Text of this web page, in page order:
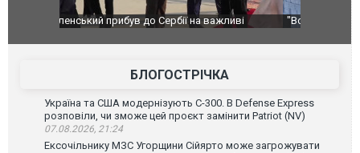
"Вони воюють, самі хочуть воювати, бо дурні": у
зневажливих слів про українських захисників.
В
порт: над
ВІДЕО
БЛОГОСТРІЧКА
Україна та США модернізують С-300. В Defense Express
розповіли, чи зможе цей проєкт замінити Patriot (NV)
07.08.2026, 21:24
Ексочільнику МЗС Угорщини Сійярто може загрожувати